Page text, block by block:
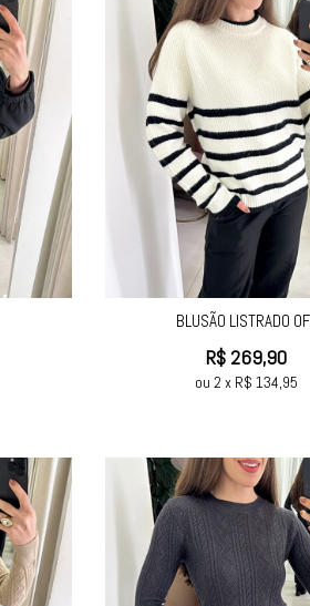
BLUSÃO LISTRADO
R$ 269,90
ou 2 x R$ 134,95